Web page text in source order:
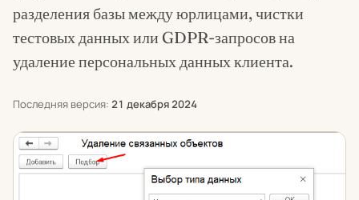
разделения базы между юрлицами, чистки
тестовых данных или GDPR-запросов на
удаление персональных данных клиента.
Последняя версия: 21 декабря 2024